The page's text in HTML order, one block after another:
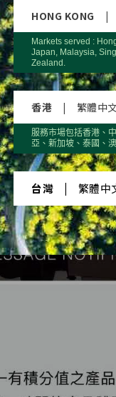
HONG KONG |
Markets served :
Japan, Malaysia,
Zealand.
香港 | 繁體中
服務市場包括香港、
亞、新加坡、泰國、
台灣 繁體中